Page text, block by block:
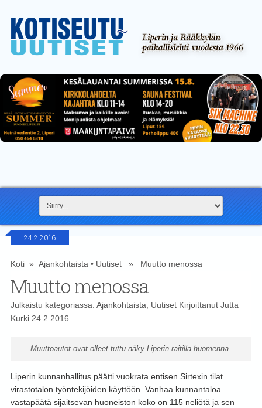
24.2.2016
Koti» Ajankohtaista• Uutiset» Muutto menossa
Muutto menossa
Julkaistu kategoriassa: Ajankohtaista, UutisetKirjoittanut Jutta
Kurki24.2.2016
Muuttoautot ovat olleet tuttu näky Liperin raitilla huomenna.
Liperin kunnanhallitus päätti vuokrata entisen Sirtexin tilat
virastotalon työntekijöiden käyttöön. Vanhaa kunnantaloa
vastapäätä sijaitsevan huoneiston koko on 115 neliötä ja sen